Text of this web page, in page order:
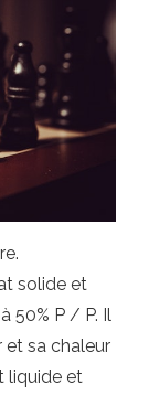
solide et
50% P / P. Il
et sa chaleur
liquide et